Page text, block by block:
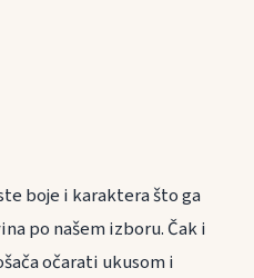
boje i karaktera što ga
po našem izboru. Čak i
očarati ukusom i